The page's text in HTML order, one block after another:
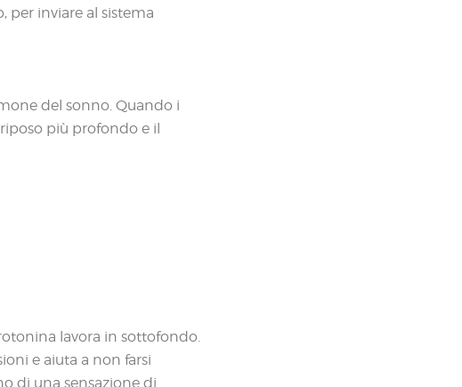
per inviare al sistema
del sonno. Quando i
più profondo e il
lavora in sottofondo.
e aiuta a non farsi
di una sensazione di